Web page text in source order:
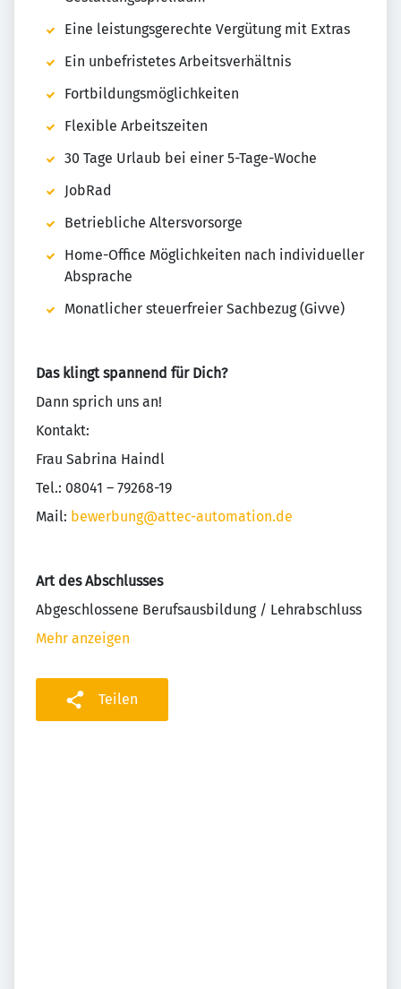
Eine leistungsgerechte Vergütung mit Extras
Ein unbefristetes Arbeitsverhältnis
Fortbildungsmöglichkeiten
Flexible Arbeitszeiten
30 Tage Urlaub bei einer 5-Tage-Woche
JobRad
Betriebliche Altersvorsorge
Home-Office Möglichkeiten nach individueller
Absprache
Monatlicher steuerfreier Sachbezug (Givve)
Das klingt spannend für Dich?
Dann sprich uns an!
Kontakt:
Frau Sabrina Haindl
Tel.: 08041 – 79268-19
Mail: bewerbung@attec-automation.de
Art des Abschlusses
Abgeschlossene Berufsausbildung / Lehrabschluss
Mehr anzeigen
Teilen